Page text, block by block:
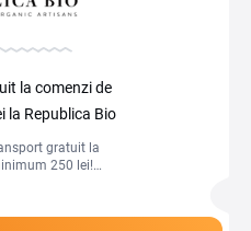
la comenzi de
la Republica Bio
gratuit la
250 lei!